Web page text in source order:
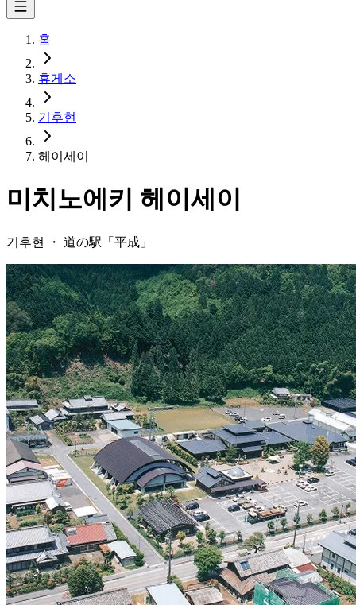
홈
휴게소
기후현
헤이세이
미치노에키 헤이세이
기후현 ・ 道の駅「 平成 」